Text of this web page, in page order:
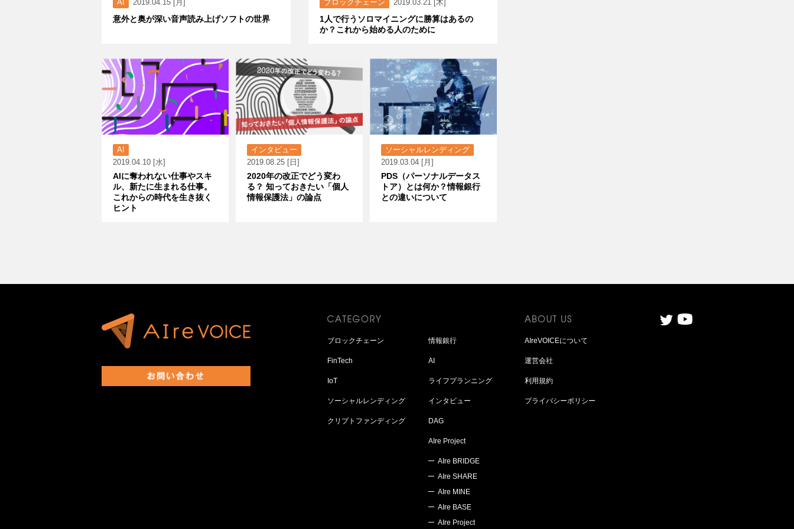
AI 2019.04.15 [月]
意外と奥が深い音声読み上げソフトの世界
ブロックチェーン 2019.03.21 [木]
1人で行うソロマイニングに勝算はあるの
か？これから始める人のために
AI
2019.04.10 [水]
AIに奪われない仕事やスキ
ル、新たに生まれる仕事。
これからの時代を生き抜く
ヒント
インタビュー
2019.08.25 [日]
2020年の改正でどう変わ
る？ 知っておきたい「個人
情報保護法」の論点
ソーシャルレンディング
2019.03.04 [月]
PDS（パーソナルデータス
トア）とは何か？情報銀行
との違いについて
ブロックチェーン
FinTech
IoT
ソーシャルレンディング
クリプトファンディング
情報銀行
AI
ライフプランニング
インタビュー
DAG
AIre Project
AIre BRIDGE
AIre SHARE
AIre MINE
AIre BASE
AIre Project
AIreVOICEについて
運営会社
利用規約
プライバシーポリシー